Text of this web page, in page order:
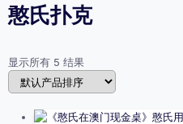
憨氏扑克
显示所有 5 结果